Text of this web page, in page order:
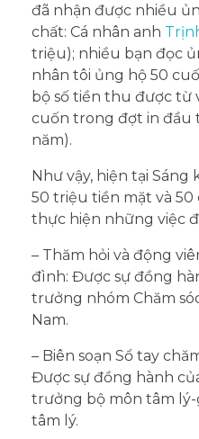
đã nhận được nhiều
chất: Cá nhân anh
triệu); nhiều bạn đọc
nhân tôi ủng hộ 50
bộ số tiền thu được từ
cuốn trong đợt in đầu
năm).
Như vậy, hiện tại Sáng
50 triệu tiền mặt và 50
thực hiện những việc
– Thăm hỏi và động
đình: Được sự đồng
trưởng nhóm Chăm
Nam.
– Biên soạn Sổ tay
Được sự đồng hành
trưởng bộ môn tâm lý-
tâm lý.